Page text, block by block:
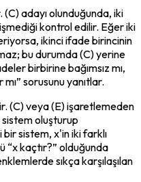
(C) adayı olunduğunda, iki
kontrol edilir. Eğer iki
ikinci ifade birincinin
bu durumda (C) yerine
birbirine bağımsız mı,
sorusunu yanıtlar.
(C) veya (E) işaretlemeden
oluşturup
bir sistem, x'in iki farklı
“x kaçtır?” olduğunda
sıkça karşılaşılan